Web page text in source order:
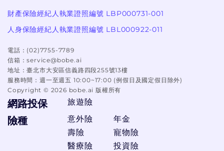
財產保險經紀人執業證照編號 LBP000731-001
人身保險經紀人執業證照編號 LBL000922-011
電話： (02)7755-7789
信箱：service@bobe.ai
地址：臺北市大安區信義路四段255號13樓
服務時間： 週一至週五 10:00~17:00 (例假日及國定假日除外)
Copyright © 2026 bobe.ai 版權所有
網路投保 旅遊險
險種
意外險
壽險
醫療險
年金
寵物險
投資險